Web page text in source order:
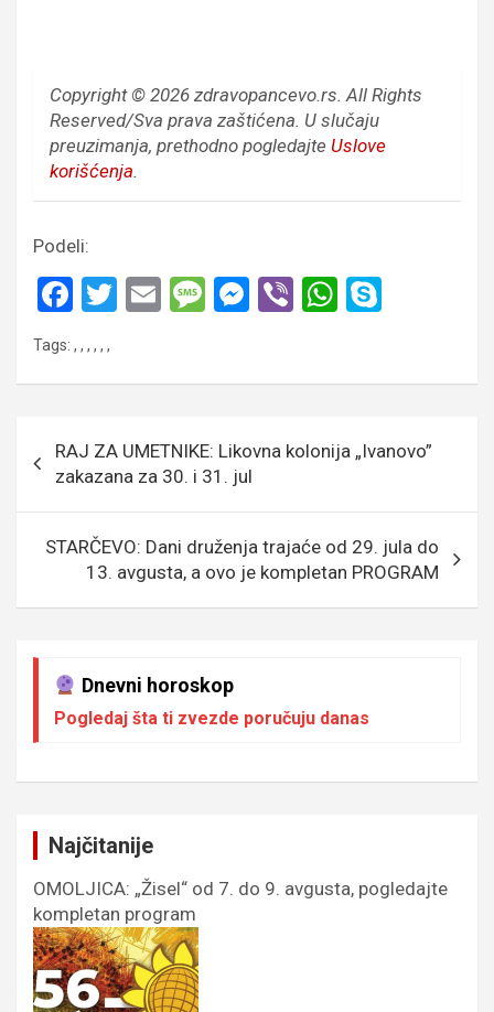
Copyright © 2026 zdravopancevo.rs. All Rights
Reserved/Sva prava zaštićena. U slučaju
preuzimanja, prethodno pogledajte Uslove
korišćenja.
Podeli:
F
ce
o
o
k
T
E
M
g
e
M
er
Vi W
A
p
p
Tags: , , , , , ,
чланка
RAJ ZA UMETNIKE: Likovna kolonija „Ivanovo”
zakazana za 30. i 31. jul
STARČEVO: Dani druženja trajaće od 29. jula do
13. avgusta, a ovo je kompletan PROGRAM
Dnevni horoskop
Pogledaj šta ti zvezde poručuju danas
Najčitanije
OMOLJICA: „Žisel“ od 7. do 9. avgusta, pogledajte
kompletan program